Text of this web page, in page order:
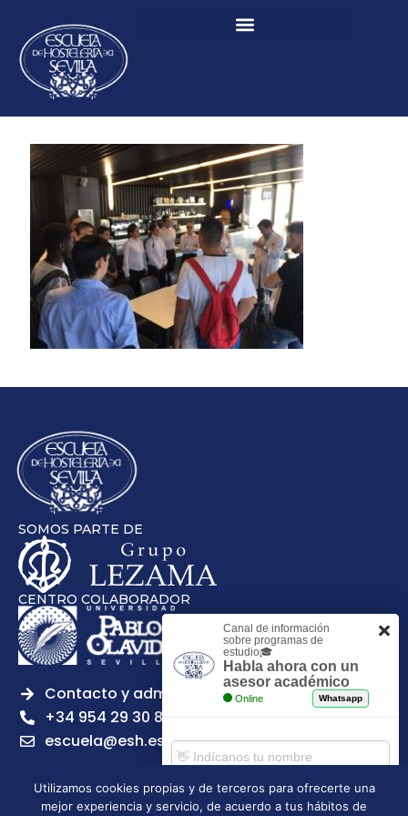
SOMOS PARTE DE
CENTRO COLABORADOR
Contacto y admisiones
+34 954 29 30 81
escuela@esh.es
Utilizamos cookies propias y de terceros para ofrecerte una
mejor experiencia y servicio, de acuerdo a tus hábitos de
Canal de información
sobre programas de
estudio🎓
Habla ahora con un
asesor académico
Online Whatsapp